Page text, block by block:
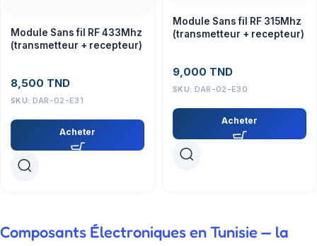
Module Sans fil RF 433Mhz
(transmetteur + recepteur)
8,500 TND
SKU: DAR-02-E31
Acheter
Module Sans fil RF 315Mhz
(transmetteur + recepteur)
9,000 TND
SKU: DAR-02-E30
Acheter
Composants Électroniques en Tunisie — la